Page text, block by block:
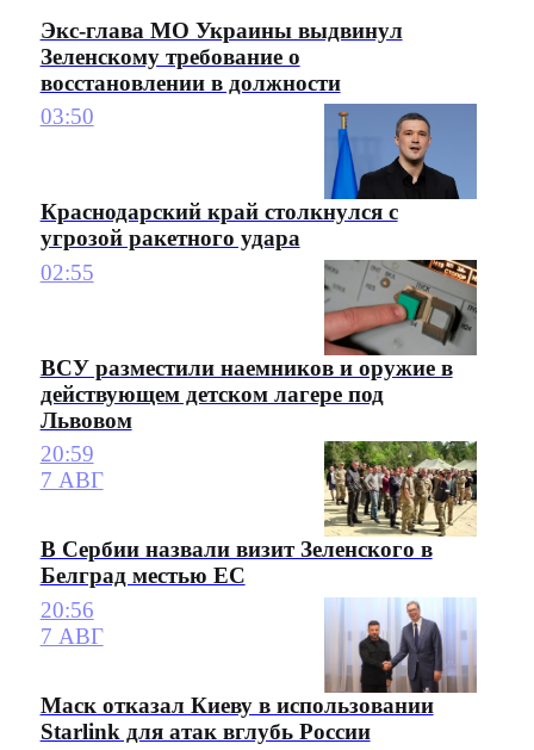
Экс-глава МО Украины выдвинул
Зеленскому требование о
восстановлении в должности
03:50
Краснодарский край столкнулся с
угрозой ракетного удара
02:55
ВСУ разместили наемников и оружие в
действующем детском лагере под
Львовом
20:59
7 АВГ
В Сербии назвали визит Зеленского в
Белград местью ЕС
20:56
7 АВГ
Маск отказал Киеву в использовании
Starlink для атак вглубь России